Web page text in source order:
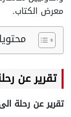
معرض الكتاب.
تقرير عن
تقرير عن رحلة